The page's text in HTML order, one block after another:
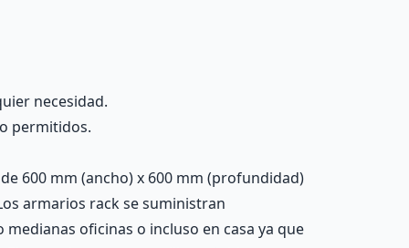
necesidad.
permitidos.
600 mm (ancho) x 600 mm (profundidad)
armarios rack se suministran
oficinas o incluso en casa ya que